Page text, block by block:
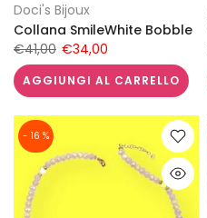
Doci's Bijoux
Collana SmileWhite Bobble
€41,00 €34,00
AGGIUNGI AL CARRELLO
- 16 %